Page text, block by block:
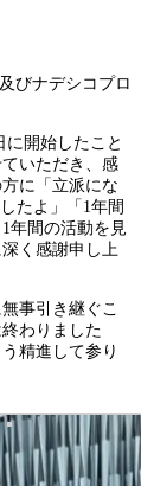
びナデシコプロ
に開始したこと
いただき、感
に「立派にな
たよ」「1年間
年間の活動を見
く感謝申し上
事引き継ぐこ
わりました
精進して参り